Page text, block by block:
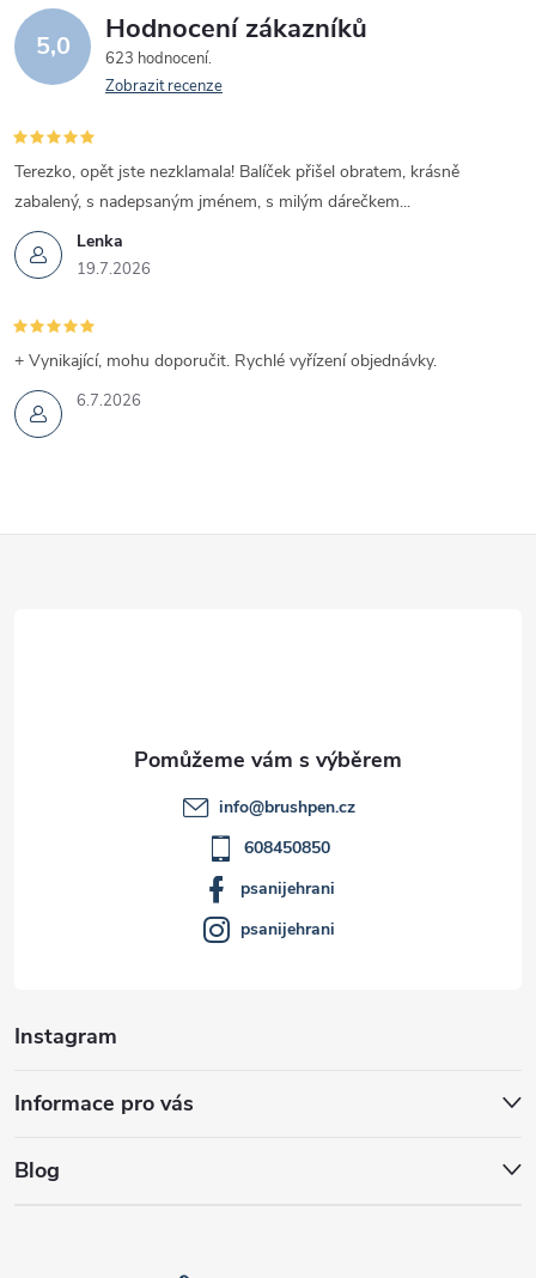
5,0 Hodnocení zákazníků
623 hodnocení
Zobrazit recenze
Lenka
19.7.2026
Terezko, opět jste nezklamala! Balíček přišel obratem, krásně
zabalený, s nadepsaným jménem, s milým dárečkem...
6.7.2026
+ Vynikající, mohu doporučit. Rychlé vyřízení objednávky.
Instagram
Informace pro vás
Blog
info@brushpen.cz
608450850
psanijehrani
psanijehrani